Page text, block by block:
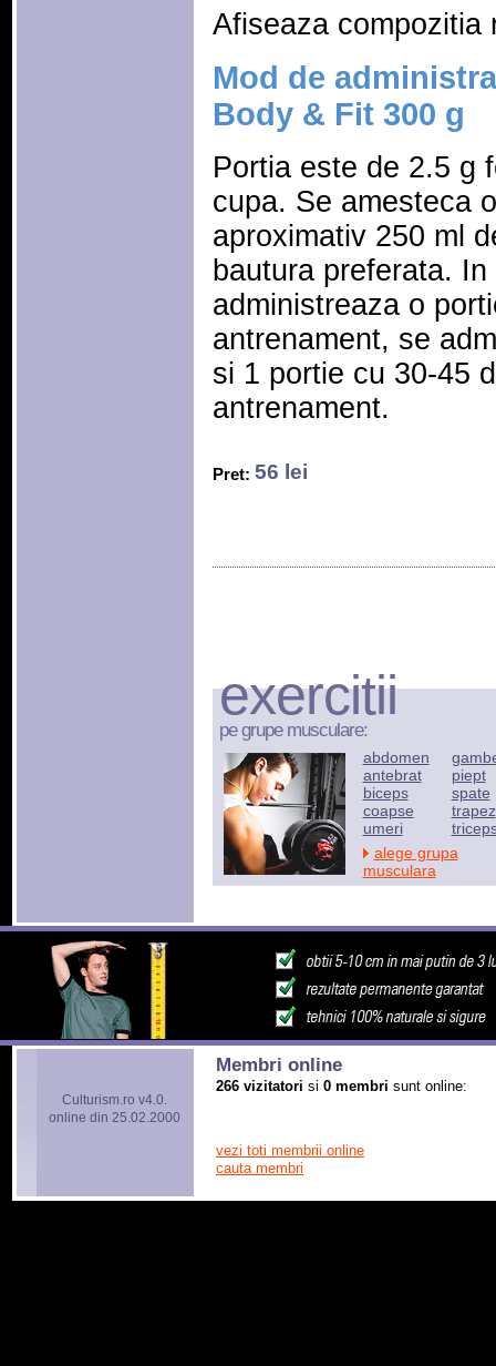
Afiseaza compozitia
Mod de
Body & Fit 300 g
Portia este de 2.5 g
cupa. Se amesteca
aproximativ 250 ml
bautura preferata.
administreaza o
antrenament, se
si 1 portie cu 30-45
antrenament.
Pret: 56 lei
exercitii
pe grupe musculare:
abdomen
antebrat
biceps
coapse
umeri
piept
spate
trapez
alege grupa
musculara
Culturism.ro v4.0.
online din 25.02.2000
Membri online
266 vizitatori si 0 membri sunt online:
vezi toti membrii online
cauta membri